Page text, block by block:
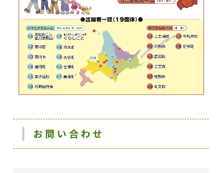
お問い合わせ